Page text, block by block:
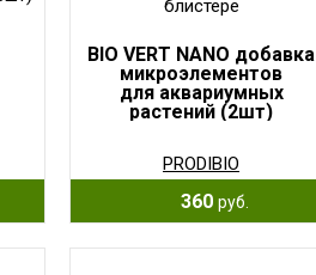
BIO VERT NANO добавка
микроэлементов
для аквариумных
растений (2шт)
PRODIBIO
360 руб.